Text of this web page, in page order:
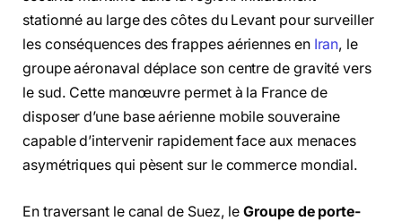
stationné au large des côtes du Levant pour surveiller
les conséquences des frappes aériennes en Iran, le
groupe aéronaval déplace son centre de gravité vers
le sud. Cette manœuvre permet à la France de
disposer d’une base aérienne mobile souveraine
capable d’intervenir rapidement face aux menaces
asymétriques qui pèsent sur le commerce mondial.
En traversant le canal de Suez, leGroupe de porte-